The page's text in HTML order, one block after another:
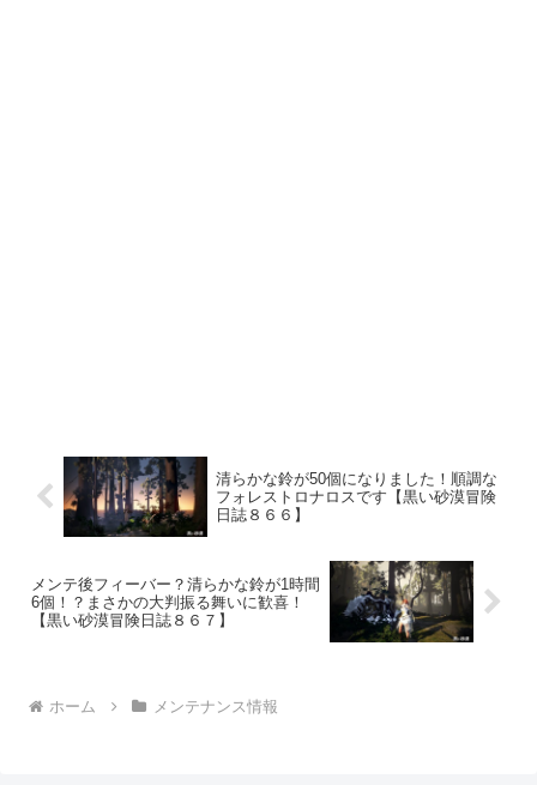
清らかな鈴が50個になりました！順調な
フォレストロナロスです【黒い砂漠冒険
日誌８６６】
メンテ後フィーバー？清らかな鈴が1時間
6個！？まさかの大判振る舞いに歓喜！
【黒い砂漠冒険日誌８６７】
ホーム メンテナンス情報